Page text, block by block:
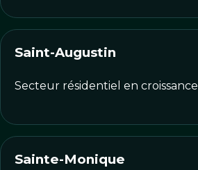
Saint-Augustin
Secteur résidentiel en croissance
Sainte-Monique